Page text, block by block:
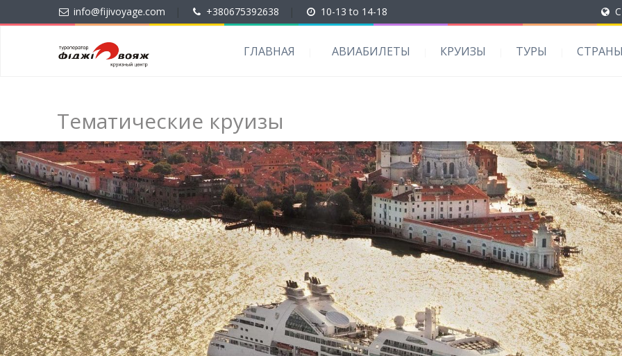
info@fijivoyage.com +380675392638 10-13 to 14-18
ГЛАВНАЯ АВИАБИЛЕТЫ КРУИЗЫ ТУРЫ
Тематические круизы